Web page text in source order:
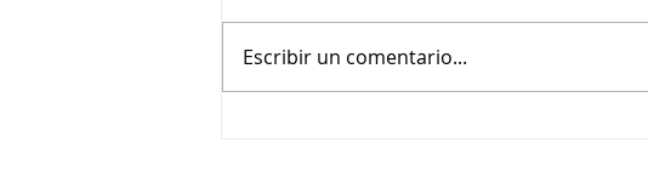
Escribir un comentario...